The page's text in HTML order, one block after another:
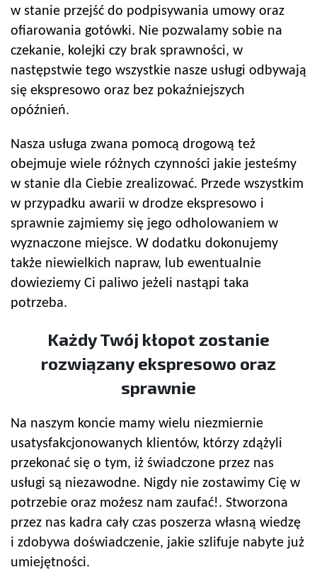
w stanie przejść do podpisywania umowy oraz
ofiarowania gotówki. Nie pozwalamy sobie na
czekanie, kolejki czy brak sprawności, w
następstwie tego wszystkie nasze usługi odbywają
się ekspresowo oraz bez pokaźniejszych
opóźnień.
Nasza usługa zwana pomocą drogową też
obejmuje wiele różnych czynności jakie jesteśmy
w stanie dla Ciebie zrealizować. Przede wszystkim
w przypadku awarii w drodze ekspresowo i
sprawnie zajmiemy się jego odholowaniem w
wyznaczone miejsce. W dodatku dokonujemy
także niewielkich napraw, lub ewentualnie
dowieziemy Ci paliwo jeżeli nastąpi taka
potrzeba.
Każdy Twój kłopot zostanie
rozwiązany ekspresowo oraz
sprawnie
Na naszym koncie mamy wielu niezmiernie
usatysfakcjonowanych klientów, którzy zdążyli
przekonać się o tym, iż świadczone przez nas
usługi są niezawodne. Nigdy nie zostawimy Cię w
potrzebie oraz możesz nam zaufać!. Stworzona
przez nas kadra cały czas poszerza własną wiedzę
i zdobywa doświadczenie, jakie szlifuje nabyte już
umiejętności.